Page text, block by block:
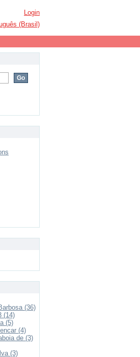
Login
(Brasil)
(36)
(14)
(5)
(4)
de (3)
(3)